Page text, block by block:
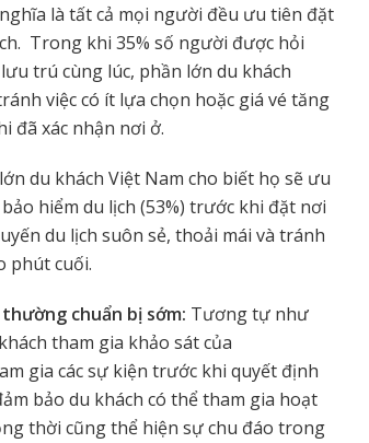
là tất cả mọi người đều ưu tiên đặt
Trong khi 35% số người được hỏi
trú cùng lúc, phần lớn du khách
việc có ít lựa chọn hoặc giá vé tăng
đã xác nhận nơi ở.
du khách Việt Nam cho biết họ sẽ ưu
hiểm du lịch (53%) trước khi đặt nơi
du lịch suôn sẻ, thoải mái và tránh
phút cuối.
chuẩn bị sớm: Tương tự như
tham gia khảo sát của
gia các sự kiện trước khi quyết định
bảo du khách có thể tham gia hoạt
thời cũng thể hiện sự chu đáo trong